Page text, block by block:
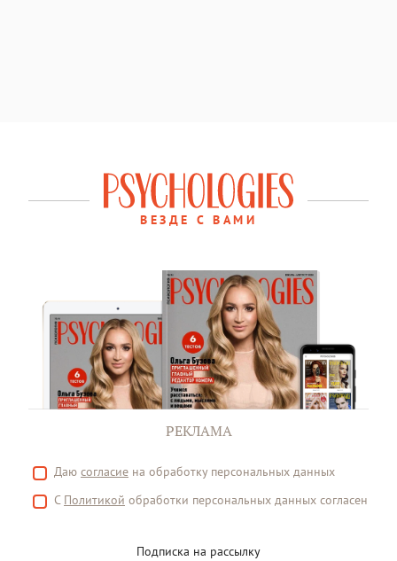
ВЕЗДЕ С ВАМИ
РЕКЛАМА
Даю согласие на обработку персональных данных
С Политикой обработки персональных данных согласен
Подписка на рассылку